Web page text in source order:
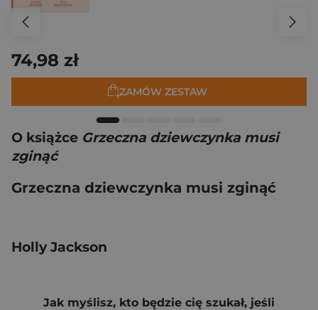
74,98 zł
ZAMÓW ZESTAW
O książce Grzeczna dziewczynka musi
zginąć
Grzeczna dziewczynka musi zginąć
Holly Jackson
Jak myślisz, kto będzie cię szukał, jeśli